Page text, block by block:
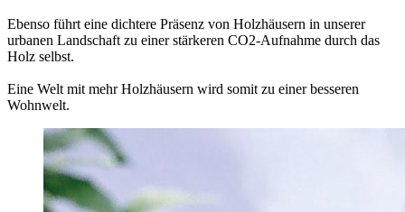
Ebenso führt eine dichtere Präsenz von Holzhäusern in unserer
urbanen Landschaft zu einer stärkeren CO2-Aufnahme durch das
Holz selbst.
Eine Welt mit mehr Holzhäusern wird somit zu einer besseren
Wohnwelt.